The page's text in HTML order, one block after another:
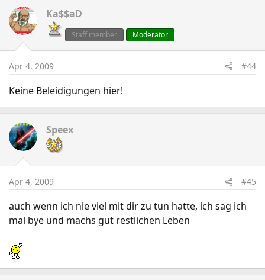
Ka$$aD
Staff member Moderator
Apr 4, 2009 #44
Keine Beleidigungen hier!
Speex
Apr 4, 2009 #45
auch wenn ich nie viel mit dir zu tun hatte, ich sag ich
mal bye und machs gut restlichen Leben